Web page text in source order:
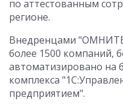
по аттестованным
регионе.
Внедренцами
более 1500 компаний,
автоматизировано на
комплекса
предприятием".